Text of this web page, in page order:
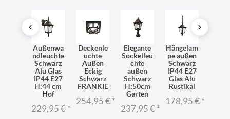
Außenwa
ndleuchte
Schwarz
Alu Glas
IP44 E27
H:44 cm
Hof
229,95 €*
Deckenle
uchte
Außen
Eckig
Schwarz
FRANKIE
254,95 €*
Elegante
Sockelleu
chte
außen
Schwarz
H:50cm
Garten
237,95 €*
Hängelam
pe außen
Schwarz
IP44 E27
Glas Alu
Rustikal
178,95 €*